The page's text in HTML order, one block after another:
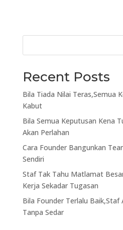
Recent Posts
Bila Tiada Nilai Teras,Semua
Kabut
Bila Semua Keputusan Kena
Akan Perlahan
Cara Founder Bangunkan
Sendiri
Staf Tak Tahu Matlamat
Kerja Sekadar Tugasan
Bila Founder Terlalu Baik,Staf
Tanpa Sedar